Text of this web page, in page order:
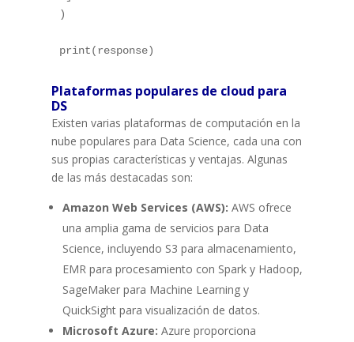
)
print(response)
Plataformas populares de cloud para
DS
Existen varias plataformas de computación en la
nube populares para Data Science, cada una con
sus propias características y ventajas. Algunas
de las más destacadas son:
Amazon Web Services (AWS): AWS ofrece
una amplia gama de servicios para Data
Science, incluyendo S3 para almacenamiento,
EMR para procesamiento con Spark y Hadoop,
SageMaker para Machine Learning y
QuickSight para visualización de datos.
Microsoft Azure: Azure proporciona